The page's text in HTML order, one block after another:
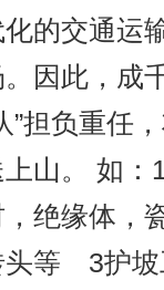
的交通运
因此，成
”担负重任
山。 如：
，绝缘体
头等 3护坡